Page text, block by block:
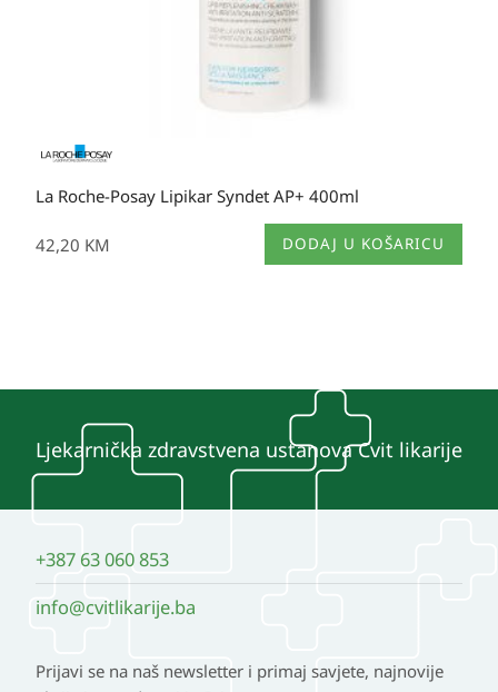
La Roche-Posay Lipikar Syndet AP+ 400ml
42,20 KM DODAJ U KOŠARICU
Ljekarnička zdravstvena ustanova Cvit likarije
+387 63 060 853
info@cvitlikarije.ba
Prijavi se na naš newsletter i primaj savjete, najnovije